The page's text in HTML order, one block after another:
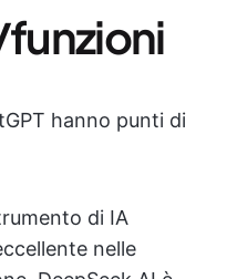
hanno punti di
di IA
nelle